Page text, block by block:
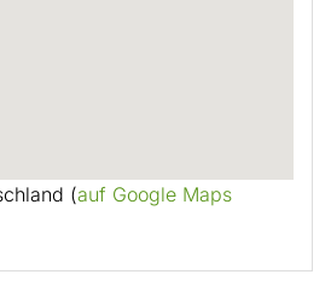
(auf Google Maps